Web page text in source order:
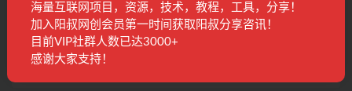
引爆个人品牌价值：从精准定位到内容变现，
财富管理IP全攻略
海量互联网项目，资源，技术，教程，工具，分享！
加入阳叔网创会员第一时间获取阳叔分享咨讯！
目前VIP社群人数已达3000+
感谢大家支持！